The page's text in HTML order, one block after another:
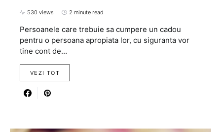
530 views 2 minute read
Persoanele care trebuie sa cumpere un cadou
pentru o persoana apropiata lor, cu siguranta vor
tine cont de…
VEZI TOT